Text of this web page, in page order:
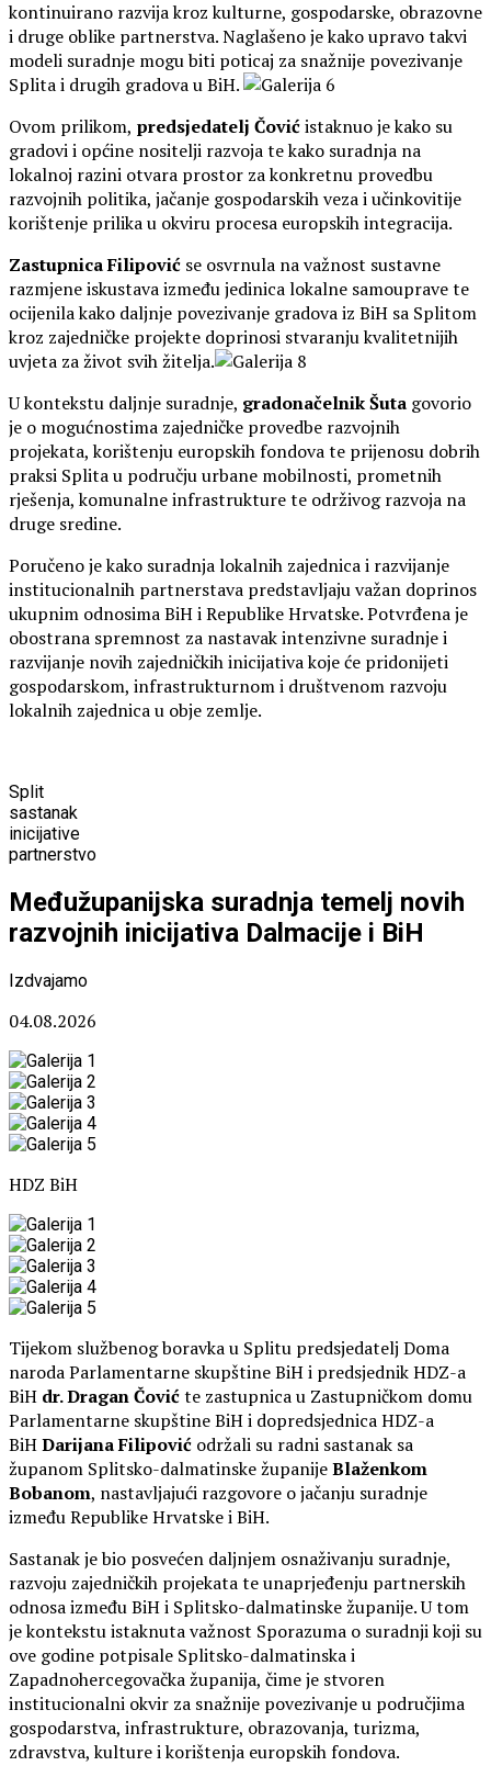
kontinuirano razvija kroz kulturne, gospodarske, obrazovne
i druge oblike partnerstva. Naglašeno je kako upravo takvi
modeli suradnje mogu biti poticaj za snažnije povezivanje
Splita i drugih gradova u BiH.
Ovom prilikom, predsjedatelj Čovićistaknuo je kako su
gradovi i općine nositelji razvoja te kako suradnja na
lokalnoj razini otvara prostor za konkretnu provedbu
razvojnih politika, jačanje gospodarskih veza i učinkovitije
korištenje prilika u okviru procesa europskih integracija.
Zastupnica Filipović se osvrnula na važnost sustavne
razmjene iskustava između jedinica lokalne samouprave te
ocijenila kako daljnje povezivanje gradova iz BiH sa Splitom
kroz zajedničke projekte doprinosi stvaranju kvalitetnijih
uvjeta za život svih žitelja.
U kontekstu daljnje suradnje, gradonačelnik Šuta govorio
je o mogućnostima zajedničke provedbe razvojnih
projekata, korištenju europskih fondova te prijenosu dobrih
praksi Splita u području urbane mobilnosti, prometnih
rješenja, komunalne infrastrukture te održivog razvoja na
druge sredine.
Poručeno je kako suradnja lokalnih zajednica i razvijanje
institucionalnih partnerstava predstavljaju važan doprinos
ukupnim odnosima BiH i Republike Hrvatske. Potvrđena je
obostrana spremnost za nastavak intenzivne suradnje i
razvijanje novih zajedničkih inicijativa koje će pridonijeti
gospodarskom, infrastrukturnom i društvenom razvoju
lokalnih zajednica u obje zemlje.
Split
sastanak
inicijative
partnerstvo
Međužupanijska suradnja temelj novih
razvojnih inicijativa Dalmacije i BiH
Izdvajamo
04.08.2026
HDZ BiH
Tijekom službenog boravka u Splitu predsjedatelj Doma
naroda Parlamentarne skupštine BiH i predsjednik HDZ-a
BiH dr. Dragan Čovićte zastupnica u Zastupničkom domu
Parlamentarne skupštine BiH i dopredsjednica HDZ-a
BiHDarijana Filipović održali su radni sastanak sa
županom Splitsko-dalmatinske županijeBlaženkom
Bobanom, nastavljajući razgovore o jačanju suradnje
između Republike Hrvatske i BiH.
Sastanak je bio posvećen daljnjem osnaživanju suradnje,
razvoju zajedničkih projekata te unaprjeđenju partnerskih
odnosa između BiH i Splitsko-dalmatinske županije. U tom
je kontekstu istaknuta važnost Sporazuma o suradnji koji su
ove godine potpisale Splitsko-dalmatinska i
Zapadnohercegovačka županija, čime je stvoren
institucionalni okvir za snažnije povezivanje u područjima
gospodarstva, infrastrukture, obrazovanja, turizma,
zdravstva, kulture i korištenja europskih fondova.